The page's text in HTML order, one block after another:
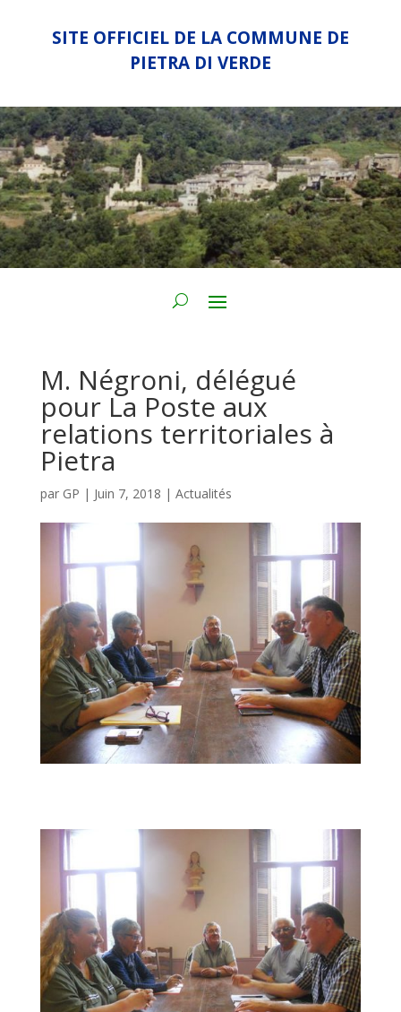
SITE OFFICIEL DE LA COMMUNE DE
PIETRA DI VERDE
M. Négroni, délégué
pour La Poste aux
relations territoriales à
Pietra
par GP | Juin 7, 2018 | Actualités